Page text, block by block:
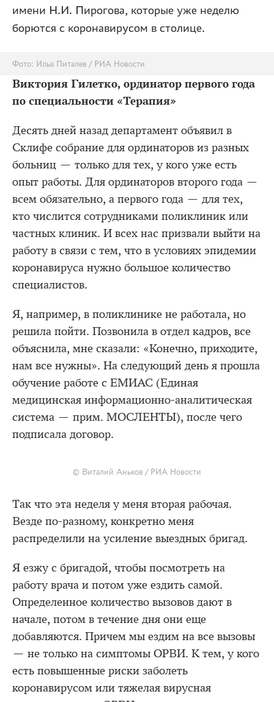
имени Н.И. Пирогова, которые уже неделю
борются с коронавирусом в столице.
Фото: Илья Питалев / РИА Новости
Виктория Гилетко, ординатор первого года
по специальности «Терапия»
Десять дней назад департамент объявил в
Склифе собрание для ординаторов из разных
больниц — только для тех, у кого уже есть
опыт работы. Для ординаторов второго года —
всем обязательно, а первого года — для тех,
кто числится сотрудниками поликлиник или
частных клиник. И всех нас призвали выйти на
работу в связи с тем, что в условиях эпидемии
коронавируса нужно большое количество
специалистов.
Я, например, в поликлинике не работала, но
решила пойти. Позвонила в отдел кадров, все
объяснила, мне сказали: «Конечно, приходите,
нам все нужны». На следующий день я прошла
обучение работе с ЕМИАС (Единая
медицинская информационно-аналитическая
система — прим. МОСЛЕНТЫ), после чего
подписала договор.
© Виталий Аньков / РИА Новости
Так что эта неделя у меня вторая рабочая.
Везде по-разному, конкретно меня
распределили на усиление выездных бригад.
Я езжу с бригадой, чтобы посмотреть на
работу врача и потом уже ездить самой.
Определенное количество вызовов дают в
начале, потом в течение дня они еще
добавляются. Причем мы ездим на все вызовы
— не только на симптомы ОРВИ. К тем, у кого
есть повышенные риски заболеть
коронавирусом или тяжелая вирусная